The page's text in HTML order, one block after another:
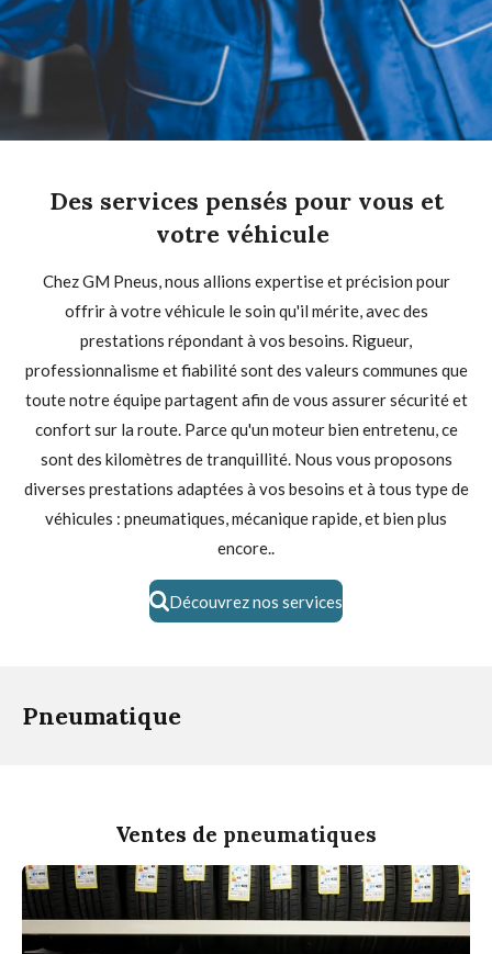
Des services pensés pour vous et
votre véhicule
Chez GM Pneus, nous allions expertise et précision pour
offrir à votre véhicule le soin qu'il mérite, avec des
prestations répondant à vos besoins. Rigueur,
professionnalisme et fiabilité sont des valeurs communes que
toute notre équipe partagent afin de vous assurer sécurité et
confort sur la route. Parce qu'un moteur bien entretenu, ce
sont des kilomètres de tranquillité. Nous vous proposons
diverses prestations adaptées à vos besoins et à tous type de
véhicules : pneumatiques, mécanique rapide, et bien plus
encore..
Découvrez nos services
Pneumatique
Ventes de pneumatiques